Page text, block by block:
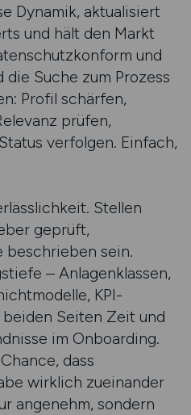
Dynamik, aktualisiert
und hält den Markt
und
Suche zum Prozess
Profil schärfen,
prüfen,
verfolgen. Einfach,
Stellen
geprüft,
beschrieben sein.
– Anlagenklassen,
KPI-
Seiten Zeit und
im Onboarding.
dass
wirklich zueinander
angenehm, sondern